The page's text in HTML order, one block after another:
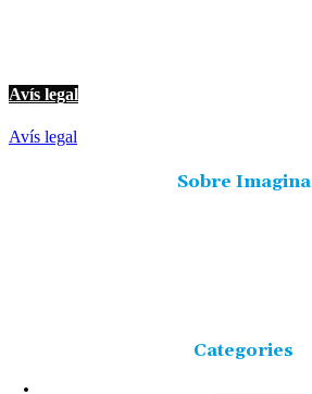
Avís legal
Avís legal
Sobre Imagina
Categories